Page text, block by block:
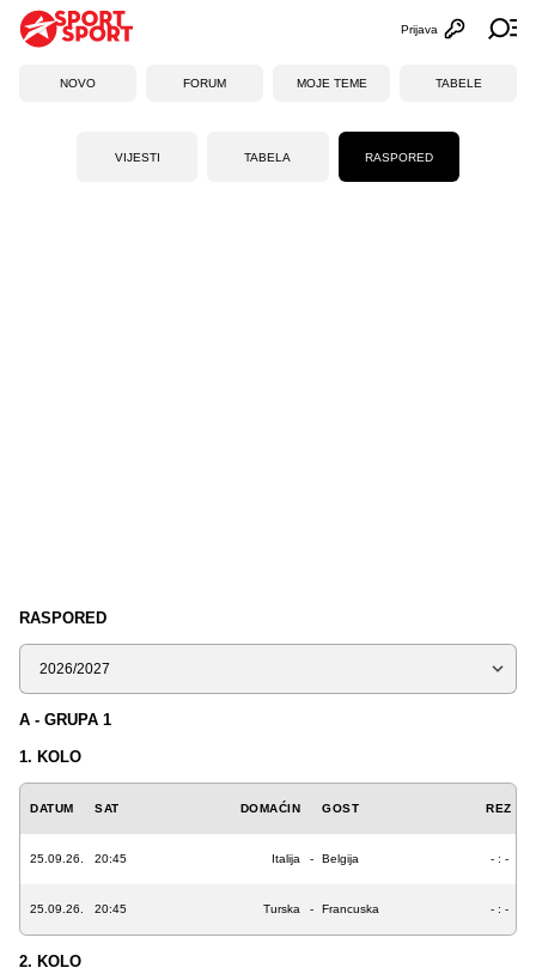
Otvori
Prijava
NOVO FORUM MOJE TEME TABELE
VIJESTI TABELA RASPORED
RASPORED
Sezona
A - GRUPA 1
1. KOLO
DATUM SAT DOMAĆIN GOST REZ
25.09.26. 20:45 Italija - Belgija - : -
25.09.26. 20:45 Turska - Francuska - : -
2. KOLO